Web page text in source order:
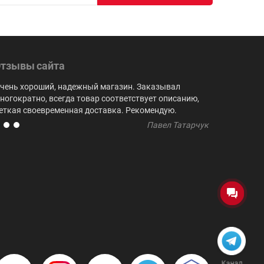
сайта
хороший, надежный магазин. Заказывал
всегда товар соответствует описанию,
своевременная доставка. Рекомендую.
Павел Татарчук